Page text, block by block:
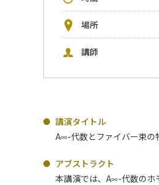
場所
講師
講演タイトル
A∞-代数とファイバー束の
アブストラクト
本講演では、A∞-代数のホ